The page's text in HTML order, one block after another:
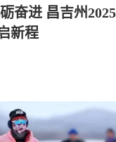
奋进 昌吉州
新程